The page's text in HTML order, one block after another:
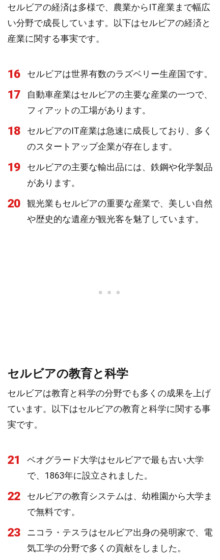
セルビアの経済は多様で、農業からIT産業まで幅広
い分野で成長しています。以下はセルビアの経済と
産業に関する事実です。
16 セルビアは世界有数のラズベリー生産国です。
17
自動車産業はセルビアの主要な産業の一つで、
フィアットの工場があります。
18
セルビアのIT産業は急速に成長しており、多く
のスタートアップ企業が存在します。
19
セルビアの主要な輸出品には、鉄鋼や化学製品
があります。
20
観光業もセルビアの重要な産業で、美しい自然
や歴史的な遺産が観光客を魅了しています。
セルビアの教育と科学
セルビアは教育と科学の分野でも多くの成果を上げ
ています。以下はセルビアの教育と科学に関する事
実です。
21
ベオグラード大学はセルビアで最も古い大学
で、1863年に設立されました。
22
セルビアの教育システムは、幼稚園から大学ま
で無料です。
23
ニコラ・テスラはセルビア出身の発明家で、電
気工学の分野で多くの貢献をしました。